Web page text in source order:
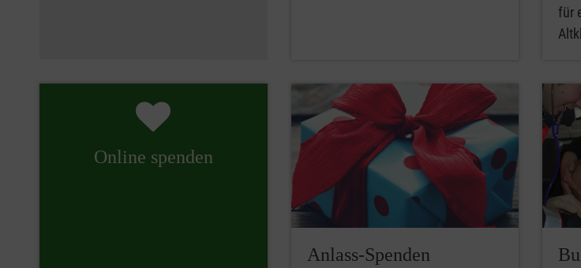
für
Online spenden
Anlass-Spenden